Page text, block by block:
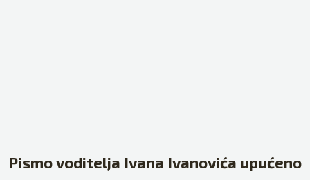
Pismo voditelja Ivana Ivanovića upućeno